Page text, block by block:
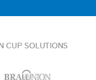
CUP SOLUTIONS